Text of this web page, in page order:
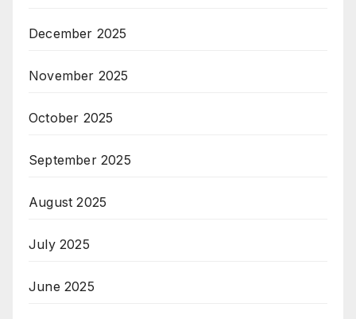
December 2025
November 2025
October 2025
September 2025
August 2025
July 2025
June 2025